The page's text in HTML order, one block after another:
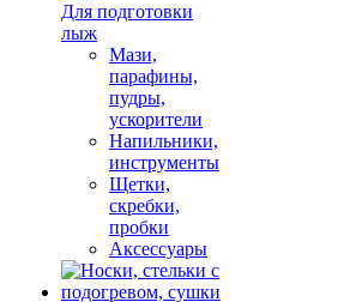
Для подготовки
лыж
Мази,
парафины,
пудры,
ускорители
Напильники,
инструменты
Щетки,
скребки,
пробки
Аксессуары